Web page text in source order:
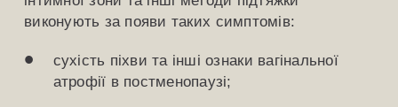
виконують за появи таких симптомів:
сухість піхви та інші ознаки вагінальної
атрофії в постменопаузі;